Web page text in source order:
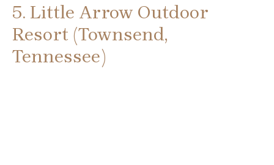
5. Little Arrow Outdoor
Resort (Townsend,
Tennessee)